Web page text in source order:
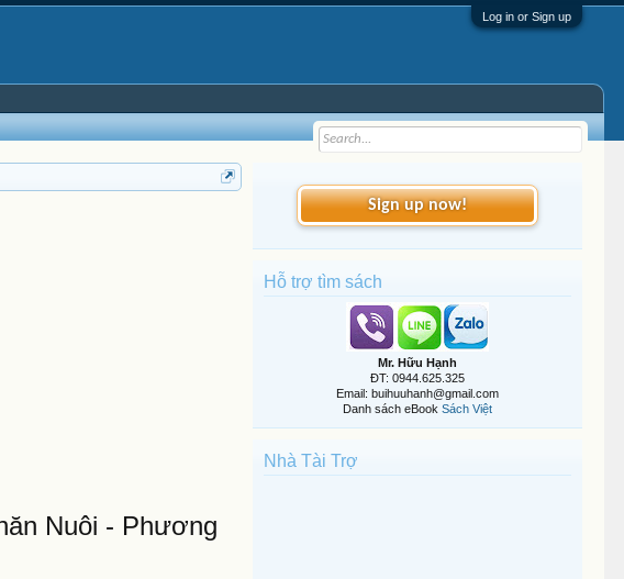
Log in or Sign up
Nuôi - Phương
Sign up now!
Hỗ trợ tìm sách
Mr. Hữu Hạnh
ĐT: 0944.625.325
Email: buihuuhanh@gmail.com
Danh sách eBook Sách Việt
Nhà Tài Trợ